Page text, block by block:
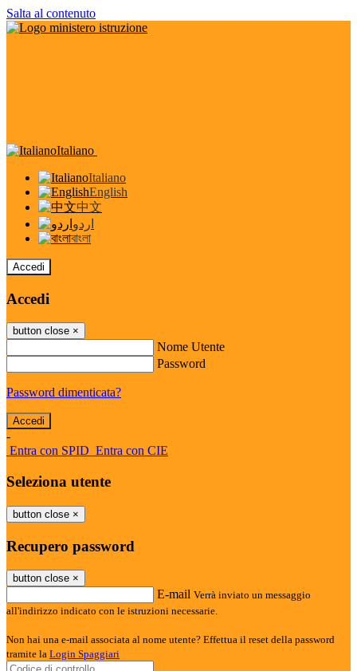
Salta al contenuto
Italiano
Italiano
English
中文
اردو
বাংলা
Accedi
Accedi
button close ×
Nome Utente
Password
Password dimenticata?
-
Entra con SPID Entra con CIE
Seleziona utente
button close ×
Recupero password
button close ×
E-mail Verrà inviato un messaggio
all'indirizzo indicato con le istruzioni necessarie.
Non hai una e-mail associata al nome utente? Effettua il reset della password
tramite la Login Spaggiari